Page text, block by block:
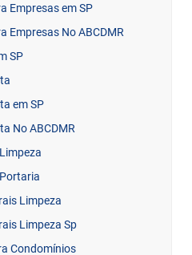
Empresas em SP
Empresas No ABCDMR
SP
em SP
No ABCDMR
Limpeza
Limpeza Sp
Condomínios